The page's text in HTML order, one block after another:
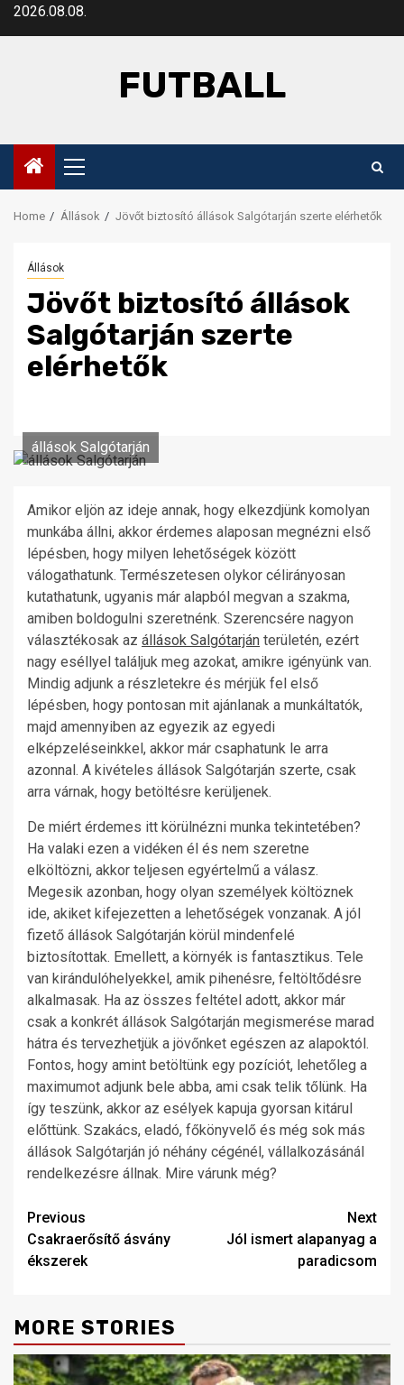
Skip2026.08.08.
FUTBALL
Primary
Menu
Home Állások Jövőt biztosító állások Salgótarján szerte elérhetők
Állások
Jövőt biztosító állások
Salgótarján szerte
elérhetők
állások Salgótarján
Amikor eljön az ideje annak, hogy elkezdjünk komolyan
munkába állni, akkor érdemes alaposan megnézni első
lépésben, hogy milyen lehetőségek között
válogathatunk. Természetesen olykor célirányosan
kutathatunk, ugyanis már alapból megvan a szakma,
amiben boldogulni szeretnénk. Szerencsére nagyon
választékosak az állások Salgótarján területén, ezért
nagy eséllyel találjuk meg azokat, amikre igényünk van.
Mindig adjunk a részletekre és mérjük fel első
lépésben, hogy pontosan mit ajánlanak a munkáltatók,
majd amennyiben az egyezik az egyedi
elképzeléseinkkel, akkor már csaphatunk le arra
azonnal. A kivételes állások Salgótarján szerte, csak
arra várnak, hogy betöltésre kerüljenek.
De miért érdemes itt körülnézni munka tekintetében?
Ha valaki ezen a vidéken él és nem szeretne
elköltözni, akkor teljesen egyértelmű a válasz.
Megesik azonban, hogy olyan személyek költöznek
ide, akiket kifejezetten a lehetőségek vonzanak. A jól
fizető állások Salgótarján körül mindenfelé
biztosítottak. Emellett, a környék is fantasztikus. Tele
van kirándulóhelyekkel, amik pihenésre, feltöltődésre
alkalmasak. Ha az összes feltétel adott, akkor már
csak a konkrét állások Salgótarján megismerése marad
hátra és tervezhetjük a jövőnket egészen az alapoktól.
Fontos, hogy amint betöltünk egy pozíciót, lehetőleg a
maximumot adjunk bele abba, ami csak telik tőlünk. Ha
így teszünk, akkor az esélyek kapuja gyorsan kitárul
előttünk. Szakács, eladó, főkönyvelő és még sok más
állások Salgótarján jó néhány cégénél, vállalkozásánál
rendelkezésre állnak. Mire várunk még?
Post
navigation
Previous
Csakraerősítő ásvány
ékszerek
Next
Jól ismert alapanyag a
paradicsom
MORE STORIES